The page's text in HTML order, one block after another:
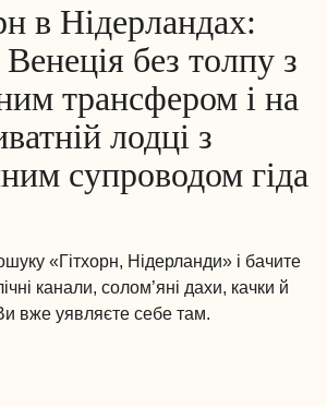
в Нідерландах:
без толпу з
трансфером і на
лодці з
супроводом гіда
«Гітхорн, Нідерланди» і бачите
канали, солом’яні дахи, качки й
вже уявляєте себе там.